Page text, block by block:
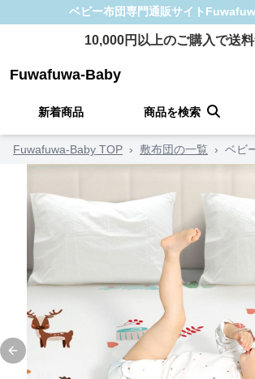
ベビー布団専門通販サイト
10,000円以上のご購入で送
Fuwafuwa-Baby
新着商品 商品を検索
Fuwafuwa-Baby TOP › 敷布団の一覧 › ベビ
Previous slide